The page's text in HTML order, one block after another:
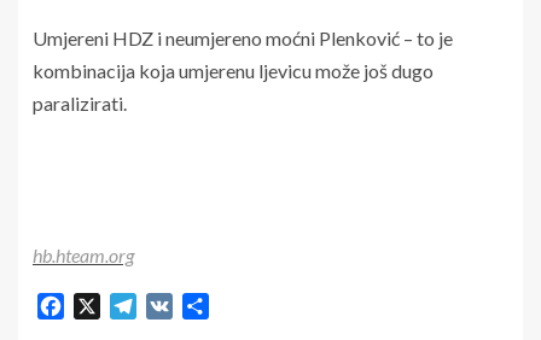
Umjereni HDZ i neumjereno moćni Plenković – to je
kombinacija koja umjerenu ljevicu može još dugo
paralizirati.
hb.hteam.org
Facebook Telegram
VK